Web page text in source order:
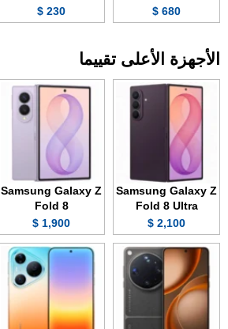
680 $
230 $
الأجهزة الأعلى تقييما
Samsung Galaxy Z
Fold 8 Ultra
2,100 $
Samsung Galaxy Z
Fold 8
1,900 $